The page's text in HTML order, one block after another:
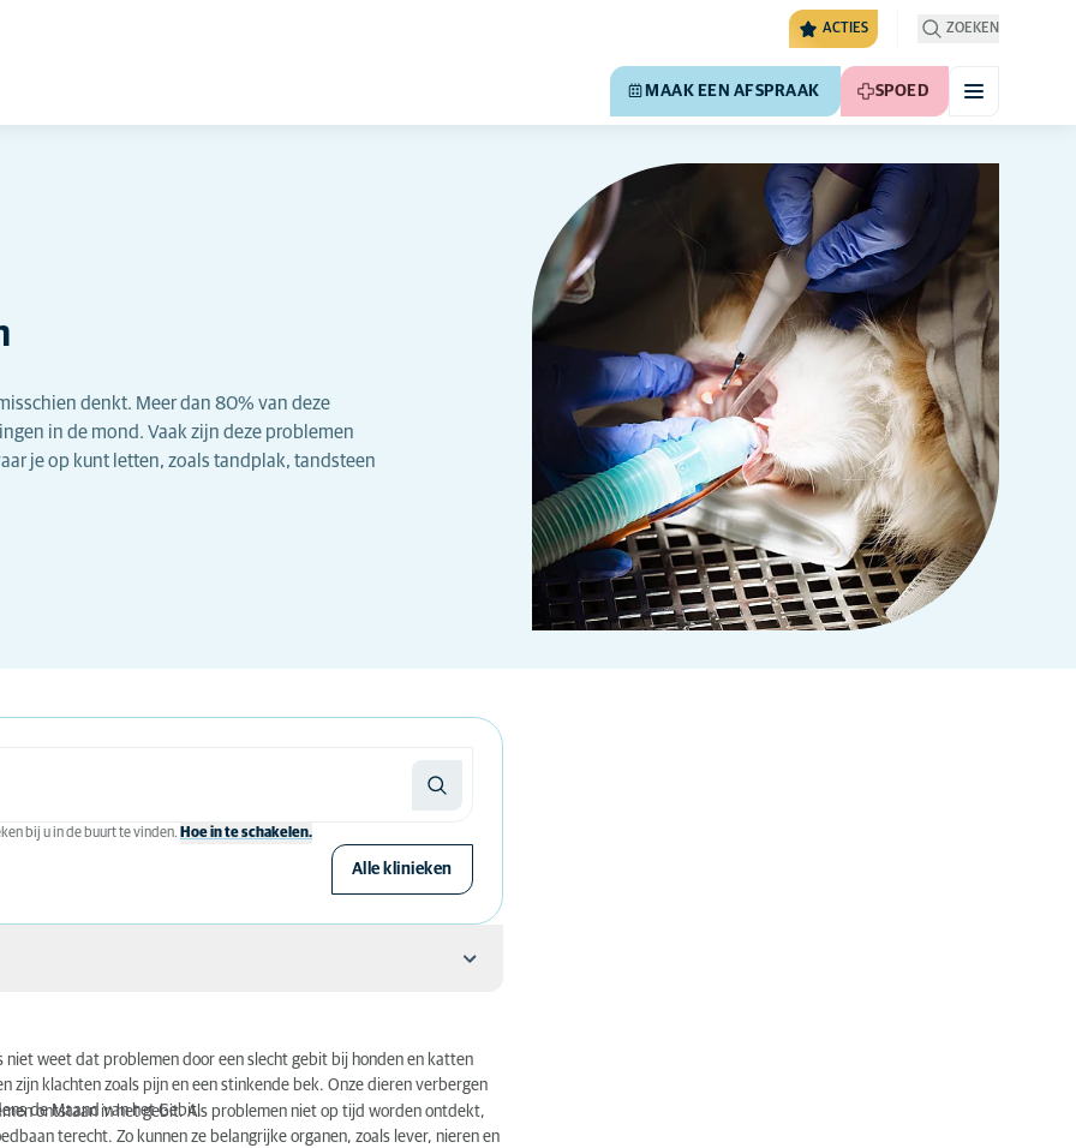
ACTIES ZOEKEN
MAAK EEN AFSPRAAK SPOED
denkt. Meer dan 80% van deze
in de mond. Vaak zijn deze problemen
je op kunt letten, zoals tandplak, tandsteen
bij u in de buurt te vinden. Hoe in te schakelen.
Alle klinieken
niet weet dat problemen door een slecht gebit bij honden en katten
zijn klachten zoals pijn en een stinkende bek. Onze dieren verbergen
de Maand van het Gebit.
ontstaan in het gebit. Als problemen niet op tijd worden ontdekt,
terecht. Zo kunnen ze belangrijke organen, zoals lever, nieren en